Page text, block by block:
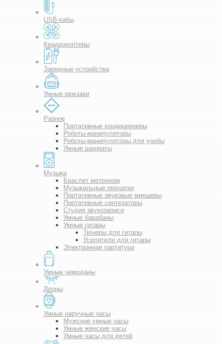
USB-хабы
Квадрокоптеры
Зарядные устройства
Умные рюкзаки
Разное
Портативные кондиционеры
Роботы-манипуляторы
Роботы-манипуляторы для учебы
Умные шахматы
Музыка
Браслет метроном
Музыкальные перчатки
Портативные звуковые микшеры
Портативные синтезаторы
Студия звукозаписи
Умные барабаны
Умные гитары
Тюнеры для гитары
Усилители для гитары
Электронная партитура
Умные чемоданы
Дроны
Умные наручные часы
Мужские умные часы
Умные женские часы
Умные часы для детей